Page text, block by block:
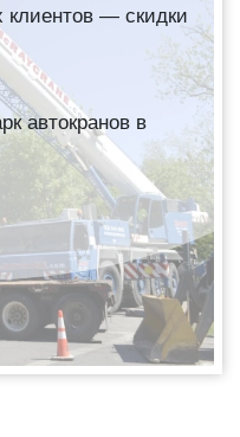
клиентов — скидки
автокранов в